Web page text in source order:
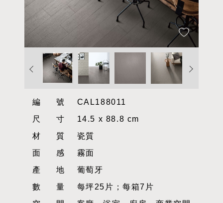
編號CAL188011
尺寸14.5 x 88.8 cm
材質瓷質
面感霧面
產地葡萄牙
數量每坪25片；每箱7片